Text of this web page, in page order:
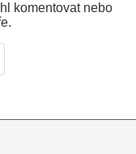
komentovat nebo